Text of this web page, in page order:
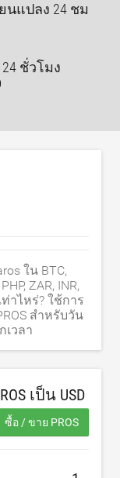
นแปลง 24 ชม
ชั่วโมง
ใน BTC,
ZAR, INR,
ท่าไหร่? ใช้การ
สำหรับวัน
วลา
เป็น USD
ซื้อ / ขาย PROS